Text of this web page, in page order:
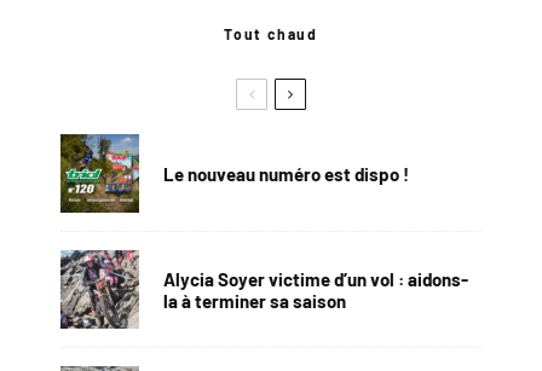
Tout chaud
Le nouveau numéro est dispo !
Alycia Soyer victime d’un vol : aidons-
la à terminer sa saison